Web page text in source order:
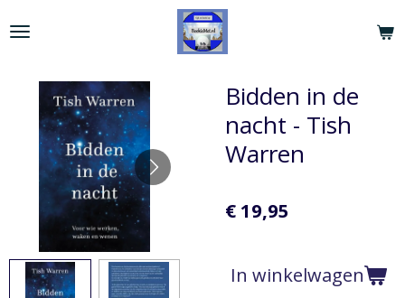
direct
hoofdinhoud
Bidden in de
nacht - Tish
Warren
€ 19,95
In winkelwagen